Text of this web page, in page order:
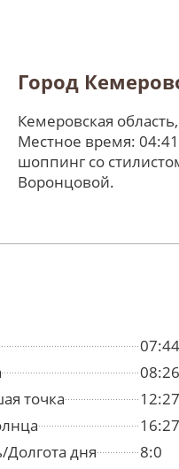
Город
Кемеровская
Местное время:
шоппинг со
Воронцовой.
07:44
08:26
точка
12:27
16:27
дня
8:0